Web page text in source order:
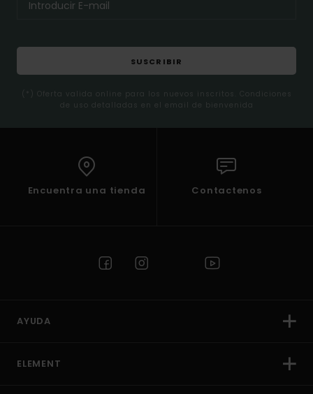
SUSCRIBIR
(*) Oferta valida online para los nuevos inscritos. Condiciones
de uso detalladas en el email de bienvenida
Encuentra una tienda Contactenos
AYUDA
ELEMENT